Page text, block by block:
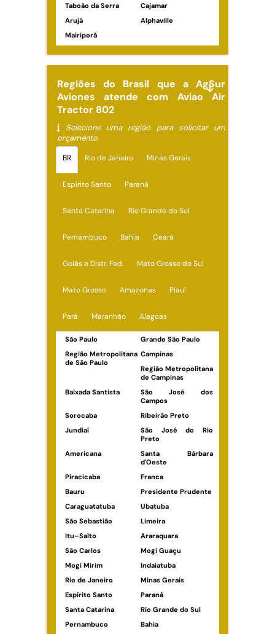
Taboão da Serra
Cajamar
Arujá
Alphaville
Mairiporã
Regiões do Brasil que a AgSur
Aviones atende com Aviao Air
Tractor 802
Selecione uma região para solicitar um
orçamento
BR Rio de Janeiro Minas Gerais
Espírito Santo Paraná
Santa Catarina Rio Grande do Sul
Pernambuco Bahia Ceará
Goiás e Distr. Fed. Mato Grosso do Sul
Mato Grosso Amazonas Piauí
Pará Maranhão Alagoas
São Paulo
Grande São Paulo
Região Metropolitana
de São Paulo
Campinas
Região Metropolitana
de Campinas
Baixada Santista
São José dos
Campos
Sorocaba
Ribeirão Preto
Jundiaí
São José do Rio
Preto
Americana
Santa Bárbara
d'Oeste
Piracicaba
Franca
Bauru
Presidente Prudente
Caraguatatuba
Ubatuba
São Sebastião
Limeira
Itu–Salto
Araraquara
São Carlos
Mogi Guaçu
Mogi Mirim
Indaiatuba
Rio de Janeiro
Minas Gerais
Espírito Santo
Paraná
Santa Catarina
Rio Grande do Sul
Pernambuco
Bahia